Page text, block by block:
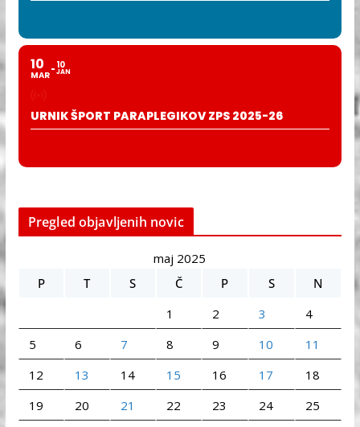
10
MAR
10
JAN
URNIK ŠPORT PARAPLEGIKOV ZPS 2025-26
Pregled objavljenih novic
maj 2025
P
T S Č P S
N
1
2 3
4
5
6 7 8 9 10
11
12
13 14 15 16 17
18
19
20 21 22 23 24
25